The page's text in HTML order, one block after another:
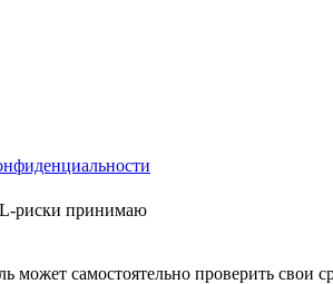
риски принимаю
может самостоятельно проверить свои